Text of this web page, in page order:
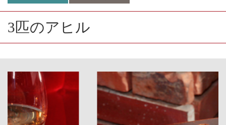
3匹のアヒル